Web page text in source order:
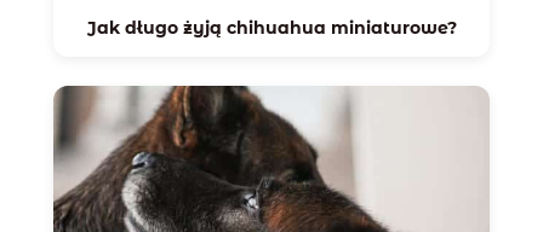
Jak długo żyją chihuahua miniaturowe?